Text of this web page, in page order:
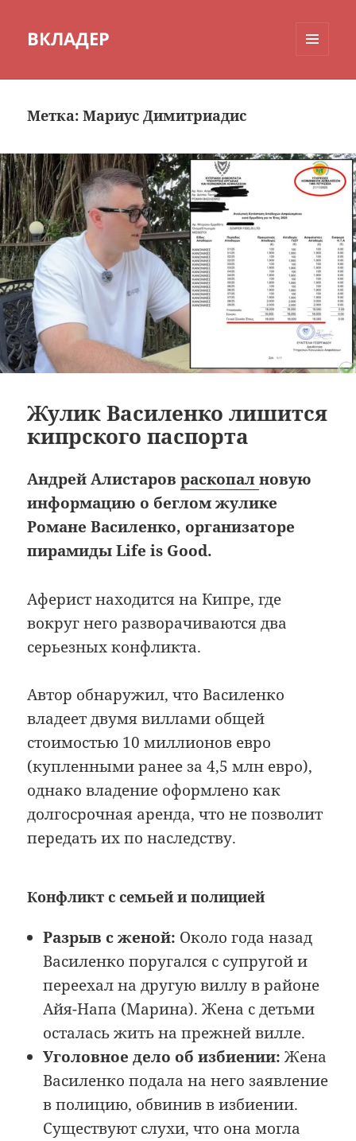
ВКЛАДЕР
Метка:Мариус Димитриадис
Жулик Василенко лишится
кипрского паспорта
Андрей Алистаровраскопалновую
информацию о беглом жулике
Романе Василенко, организаторе
пирамиды Life is Good.
Аферист находится на Кипре, где
вокруг него разворачиваются два
серьезных конфликта.
Автор обнаружил, что Василенко
владеет двумя виллами общей
стоимостью 10 миллионов евро
(купленными ранее за 4,5 млн евро),
однако владение оформлено как
долгосрочная аренда, что не позволит
передать их по наследству.
Конфликт с семьей и полицией
Разрыв с женой: Около года назад
Василенко поругался с супругой и
переехал на другую виллу в районе
Айя-Напа (Марина). Жена с детьми
осталась жить на прежней вилле.
Уголовное дело об избиении: Жена
Василенко подала на него заявление
в полицию, обвинив в избиении.
Существуют слухи, что она могла